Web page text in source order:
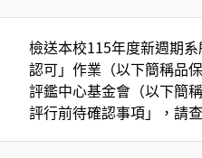
檢送本校115年度新週期
認可」作業（以下簡稱品
評鑑中心基金會（以下簡
評行前待確認事項」，請